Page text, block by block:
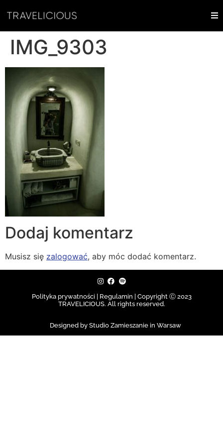
IMG_9303
Dodaj komentarz
Musisz się zalogować, aby móc dodać komentarz.
Polityka prywatności | Regulamin | Copyright Ⓒ 2023
TRAVELICIOUS. All rights reserved.
Designed by Studio Zamieszanie in Warsaw